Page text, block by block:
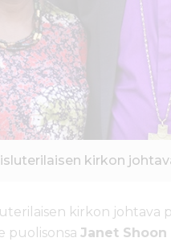
kirkon
kirkon johtava
puolisonsa Janet Shoon